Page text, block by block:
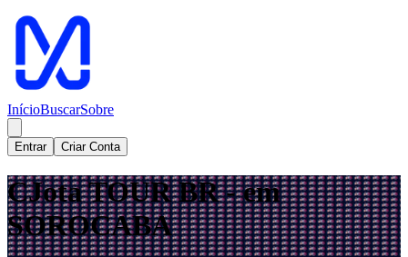
InícioBuscarSobre
Entrar Criar Conta
CJota TOUR BR - em
SOROCABA